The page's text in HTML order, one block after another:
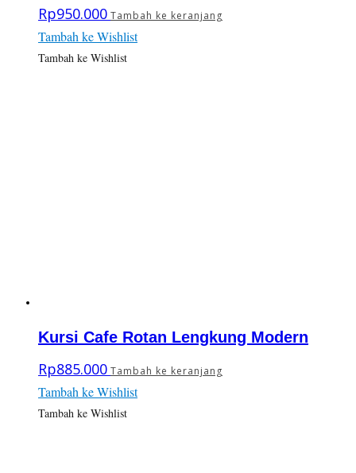
Rp950.000 Tambah ke keranjang
Tambah ke Wishlist
Tambah ke Wishlist
Kursi Cafe Rotan Lengkung Modern
Rp885.000 Tambah ke keranjang
Tambah ke Wishlist
Tambah ke Wishlist